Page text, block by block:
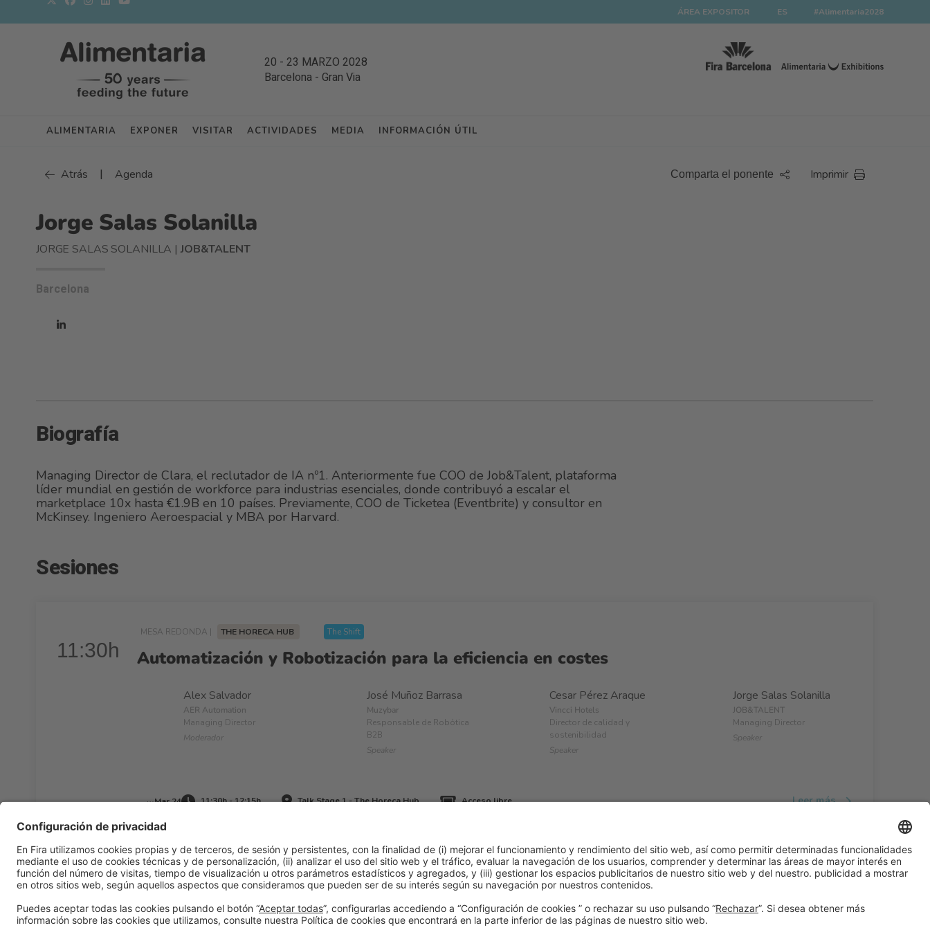
ÁREA EXPOSITOR ES #Alimentaria2028
20 - 23 MARZO 2028
Barcelona - Gran Via
ALIMENTARIA EXPONER VISITAR ACTIVIDADES MEDIA INFORMACIÓN ÚTIL
Atrás | Agenda Comparta el ponente Imprimir
Jorge Salas Solanilla
JORGE SALAS SOLANILLA | JOB&TALENT
Barcelona
Biografía
Managing Director de Clara, el reclutador de IA nº1. Anteriormente fue COO de Job&Talent, plataforma
líder mundial en gestión de workforce para industrias esenciales, donde contribuyó a escalar el
marketplace 10x hasta €1.9B en 10 países. Previamente, COO de Ticketea (Eventbrite) y consultor en
McKinsey. Ingeniero Aeroespacial y MBA por Harvard.
Sesiones
11:30h
MESA REDONDA | THE HORECA HUB The Shift
Automatización y Robotización para la eficiencia en costes
Cesar Pérez Araque
Vincci Hotels
Director de calidad y
sostenibilidad
Speaker
José Muñoz Barrasa
Muzybar
Responsable de Robótica
B2B
Speaker
Jorge Salas Solanilla
JOB&TALENT
Managing Director
Speaker
Alex Salvador
AER Automation
Managing Director
Moderador
Mar 24 11:30h - 12:15h Talk Stage 1 - The Horeca Hub Acceso libre Leer más
en las redes sociales